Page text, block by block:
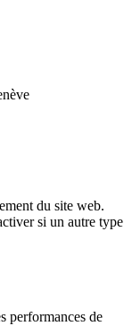
du site web.
si un autre type
performances de